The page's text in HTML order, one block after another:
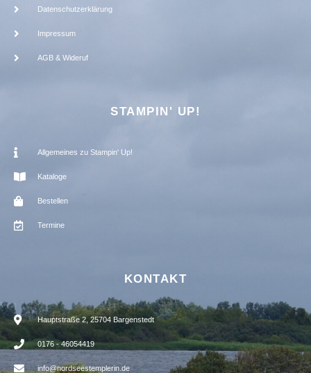
Datenschutzerklärung
Impressum
AGB & Wideruf
STAMPIN' UP!
Allgemeines zu Stampin' Up!
Kataloge
Bestellen
Termine
KONTAKT
Hauptstraße 2, 25704 Bargenstedt
0176 - 46054419
info@nordseestemplerin.de